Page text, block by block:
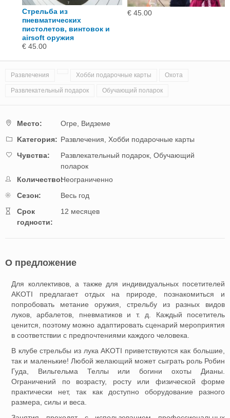
Стрельба из
пневматических
пистолетов, винтовок и
airsoft оружия
€ 45.00
€ 45.00
Развлечения Хобби подарочные карты Охота
Развлекательный подарок Обучающий поларок
Mестo: Огре,
Видземе
Kатегория: Развлечения, Хобби подарочные карты
Чувства:
Развлекательный подарок, Обучающий
поларок
Количество:Неограниченно
Cезон:
Весь год
Cрок
годности:
12 месяцев
О предложение
Для коллективов, а также для индивидуальных посетителей
AKOTI предлагает отдых на природе, познакомиться и
попробовать метание оружия, стрельбу из разных видов
луков, арбалетов, пневматиков и т. д. Каждый посетитель
ценится, поэтому можно адаптировать сценарий мероприятия
в соответствии с предпочтениями каждого человека.
В клубe стрельбы из лука AKOTI приветствуются как большие,
так и маленькие! Любой желающий может сыграть роль Робин
Гуда, Вильгельма Теллы или богини охоты Дианы.
Ограничений по возрасту, росту или физической форме
практически нет, так как доступно оборудование разного
размера, силы и веса.